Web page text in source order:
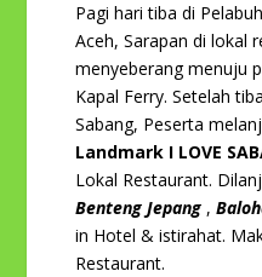
Pagi hari tiba di
Aceh, Sarapan di lokal
menyeberang menuju
Kapal Ferry. Setelah
Sabang, Peserta
Landmark I LOVE
Lokal Restaurant.
Benteng Jepang ,
in Hotel & istirahat.
Restaurant.